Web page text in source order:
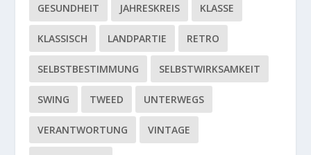
GESUNDHEIT JAHRESKREIS KLASSE
KLASSISCH LANDPARTIE RETRO
SELBSTBESTIMMUNG SELBSTWIRKSAMKEIT
SWING TWEED UNTERWEGS
VERANTWORTUNG VINTAGE